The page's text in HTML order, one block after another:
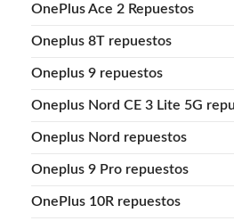
OnePlus Ace 2 Repuestos
Oneplus 8T repuestos
Oneplus 9 repuestos
Oneplus Nord CE 3 Lite 5G
Oneplus Nord repuestos
Oneplus 9 Pro repuestos
OnePlus 10R repuestos